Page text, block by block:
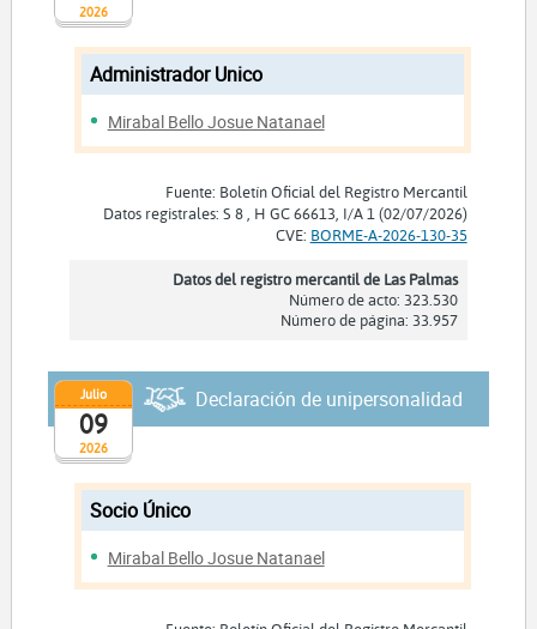
2026
Administrador Unico
Mirabal Bello Josue Natanael
Fuente: Boletín Oficial del Registro Mercantil
Datos registrales: S 8 , H GC 66613, I/A 1 (02/07/2026)
CVE: BORME-A-2026-130-35
Datos del registro mercantil de Las Palmas
Número de acto: 323.530
Número de página: 33.957
2026
Julio
09
Declaración de unipersonalidad
Socio Único
Mirabal Bello Josue Natanael